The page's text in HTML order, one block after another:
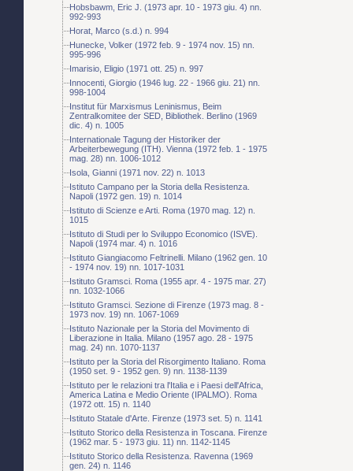
Hobsbawm, Eric J. (1973 apr. 10 - 1973 giu. 4) nn.
992-993
Horat, Marco (s.d.) n. 994
Hunecke, Volker (1972 feb. 9 - 1974 nov. 15) nn.
995-996
Imarisio, Eligio (1971 ott. 25) n. 997
Innocenti, Giorgio (1946 lug. 22 - 1966 giu. 21) nn.
998-1004
Institut für Marxismus Leninismus, Beim
Zentralkomitee der SED, Bibliothek. Berlino (1969
dic. 4) n. 1005
Internationale Tagung der Historiker der
Arbeiterbewegung (ITH). Vienna (1972 feb. 1 - 1975
mag. 28) nn. 1006-1012
Isola, Gianni (1971 nov. 22) n. 1013
Istituto Campano per la Storia della Resistenza.
Napoli (1972 gen. 19) n. 1014
Istituto di Scienze e Arti. Roma (1970 mag. 12) n.
1015
Istituto di Studi per lo Sviluppo Economico (ISVE).
Napoli (1974 mar. 4) n. 1016
Istituto Giangiacomo Feltrinelli. Milano (1962 gen. 10
- 1974 nov. 19) nn. 1017-1031
Istituto Gramsci. Roma (1955 apr. 4 - 1975 mar. 27)
nn. 1032-1066
Istituto Gramsci. Sezione di Firenze (1973 mag. 8 -
1973 nov. 19) nn. 1067-1069
Istituto Nazionale per la Storia del Movimento di
Liberazione in Italia. Milano (1957 ago. 28 - 1975
mag. 24) nn. 1070-1137
Istituto per la Storia del Risorgimento Italiano. Roma
(1950 set. 9 - 1952 gen. 9) nn. 1138-1139
Istituto per le relazioni tra l'Italia e i Paesi dell'Africa,
America Latina e Medio Oriente (IPALMO). Roma
(1972 ott. 15) n. 1140
Istituto Statale d'Arte. Firenze (1973 set. 5) n. 1141
Istituto Storico della Resistenza in Toscana. Firenze
(1962 mar. 5 - 1973 giu. 11) nn. 1142-1145
Istituto Storico della Resistenza. Ravenna (1969
gen. 24) n. 1146